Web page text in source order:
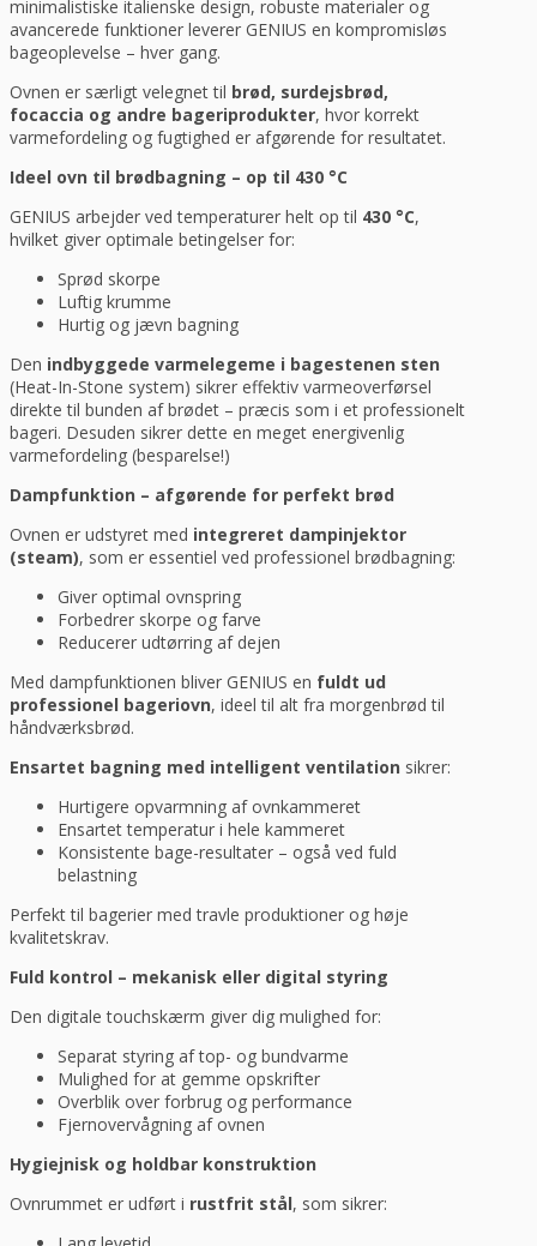
minimalistiske italienske design, robuste materialer og
avancerede funktioner leverer GENIUS en kompromisløs
bageoplevelse – hver gang.
Ovnen er særligt velegnet til brød, surdejsbrød,
focaccia og andre bageriprodukter, hvor korrekt
varmefordeling og fugtighed er afgørende for resultatet.
Ideel ovn til brødbagning – op til 430 °C
GENIUS arbejder ved temperaturer helt op til 430 °C,
hvilket giver optimale betingelser for:
Sprød skorpe
Luftig krumme
Hurtig og jævn bagning
Den indbyggede varmelegeme i bagestenen sten
(Heat-In-Stone system) sikrer effektiv varmeoverførsel
direkte til bunden af brødet – præcis som i et professionelt
bageri. Desuden sikrer dette en meget energivenlig
varmefordeling (besparelse!)
Dampfunktion – afgørende for perfekt brød
Ovnen er udstyret med integreret dampinjektor
(steam), som er essentiel ved professionel brødbagning:
Giver optimal ovnspring
Forbedrer skorpe og farve
Reducerer udtørring af dejen
Med dampfunktionen bliver GENIUS en fuldt ud
professionel bageriovn, ideel til alt fra morgenbrød til
håndværksbrød.
Ensartet bagning med intelligent ventilation sikrer:
Hurtigere opvarmning af ovnkammeret
Ensartet temperatur i hele kammeret
Konsistente bage-resultater – også ved fuld
belastning
Perfekt til bagerier med travle produktioner og høje
kvalitetskrav.
Fuld kontrol – mekanisk eller digital styring
Den digitale touchskærm giver dig mulighed for:
Separat styring af top- og bundvarme
Mulighed for at gemme opskrifter
Overblik over forbrug og performance
Fjernovervågning af ovnen
Hygiejnisk og holdbar konstruktion
Ovnrummet er udført i rustfrit stål, som sikrer: